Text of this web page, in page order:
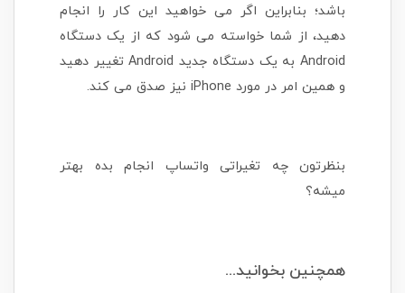
باشد؛ بنابراین اگر می خواهید این کار را انجام
دهید، از شما خواسته می شود که از یک دستگاه
Android به یک دستگاه جدید Android تغییر دهید
و همین امر در مورد iPhone نیز صدق می کند.
بنظرتون چه تغیراتی واتساپ انجام بده بهتر
میشه؟
همچنین بخوانید...